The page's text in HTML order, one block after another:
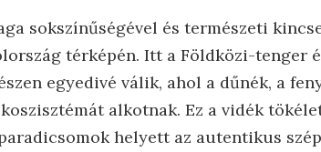
sokszínűségével és természeti
térképén. Itt a Földközi-tenger
egyedivé válik, ahol a dűnék, a
alkotnak. Ez a vidék
helyett az autentikus